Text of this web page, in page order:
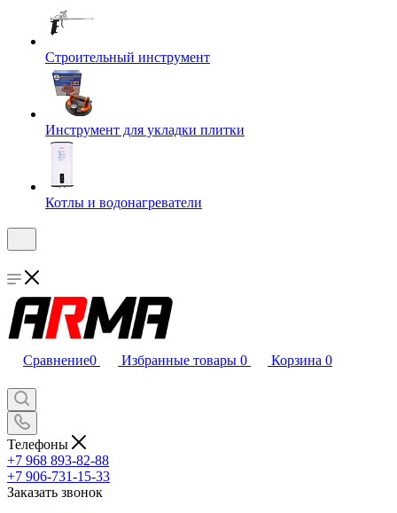
Строительный инструмент
Инструмент для укладки плитки
Котлы и водонагреватели
Сравнение0 Избранные товары 0 Корзина 0
Телефоны
+7 968 893-82-88
+7 906-731-15-33
Заказать звонок